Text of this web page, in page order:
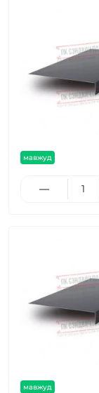
мавжуд
мавжуд